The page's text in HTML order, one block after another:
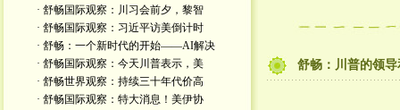
· 舒畅国际观察：川习会前夕，黎智
· 舒畅国际观察：习近平访美倒计时
· 舒畅：一个新时代的开始——AI解决
· 舒畅国际观察：今天川普表示，美
· 舒畅世界观察：持续三十年代价高
· 舒畅国际观察：特大消息！美伊协
舒畅：川普的领